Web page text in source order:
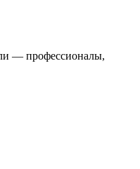
— профессионалы,